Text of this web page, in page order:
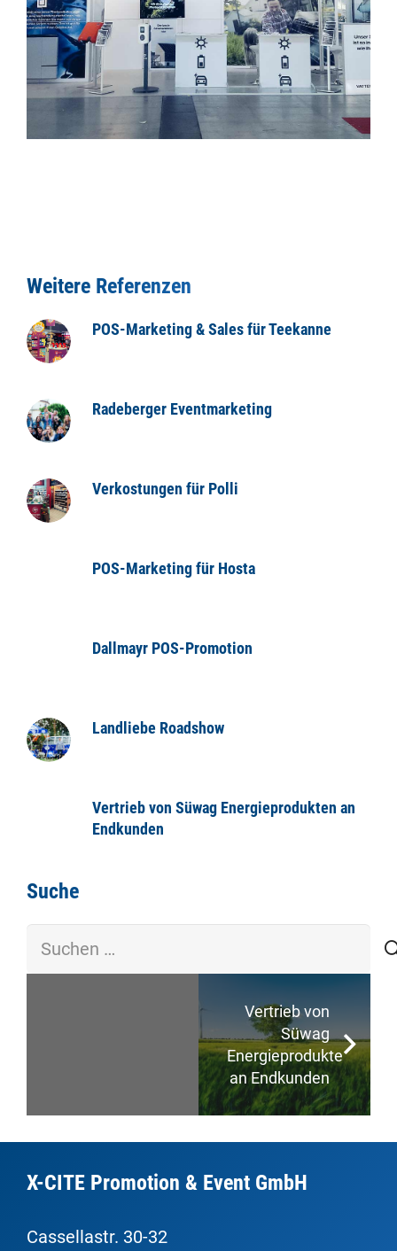
Weitere Referenzen
POS-Marketing & Sales für Teekanne
Radeberger Eventmarketing
Verkostungen für Polli
POS-Marketing für Hosta
Dallmayr POS-Promotion
Landliebe Roadshow
Vertrieb von Süwag Energieprodukten an
Endkunden
Suche
nach:
Vertrieb von
Süwag
Energieprodukten
an Endkunden
X-CITE Promotion & Event GmbH
Cassellastr. 30-32